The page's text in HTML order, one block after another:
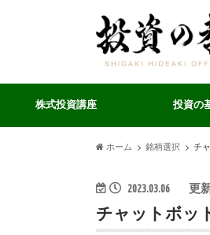
株式投資講座 投資の
ホーム 銘柄選択 チ
2023.03.06 更
チャットボッ